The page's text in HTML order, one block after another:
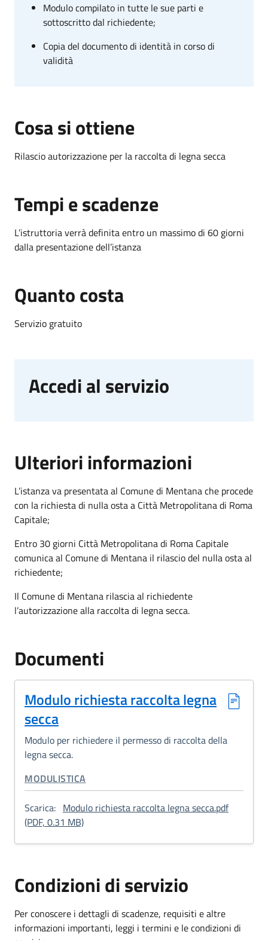
Modulo compilato in tutte le sue parti e
sottoscritto dal richiedente;
Copia del documento di identità in corso di
validità
Cosa si ottiene
Rilascio autorizzazione per la raccolta di legna secca
Tempi e scadenze
L’istruttoria verrà definita entro un massimo di 60 giorni
dalla presentazione dell’istanza
Quanto costa
Servizio gratuito
Accedi al servizio
Ulteriori informazioni
L’istanza va presentata al Comune di Mentana che procede
con la richiesta di nulla osta a Città Metropolitana di Roma
Capitale;
Entro 30 giorni Città Metropolitana di Roma Capitale
comunica al Comune di Mentana il rilascio del nulla osta al
richiedente;
Il Comune di Mentana rilascia al richiedente
l’autorizzazione alla raccolta di legna secca.
Documenti
Modulo richiesta raccolta legna
secca
Modulo per richiedere il permesso di raccolta della
legna secca.
CATEGORIA CORRELATA:
MODULISTICA
Scarica: Modulo richiesta raccolta legna secca.pdf
(PDF, 0.31 MB): Modulo richiesta raccolta legna secca
Condizioni di servizio
Per conoscere i dettagli di scadenze, requisiti e altre
informazioni importanti, leggi i termini e le condizioni di